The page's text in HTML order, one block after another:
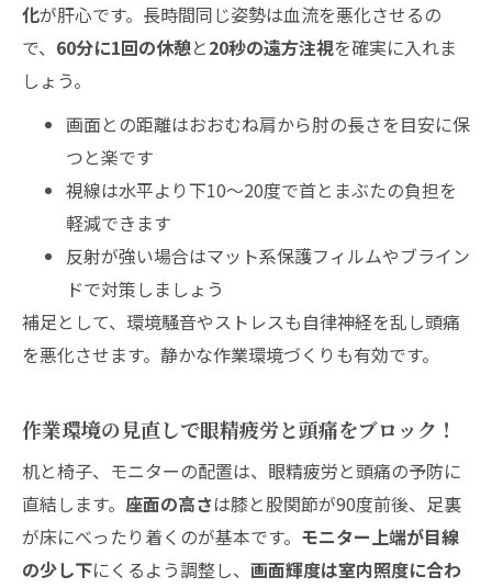
化が肝心です。長時間同じ姿勢は血流を悪化させるの
で、 60分に1回の休憩と20秒の遠方注視を確実に入れま
しょう。
画面との距離はおおむね肩から肘の長さを目安に保
つと楽です
視線は水平より下10〜20度で首とまぶたの負担を
軽減できます
反射が強い場合はマット系保護フィルムやブライン
ドで対策しましょう
補足として、環境騒音やストレスも自律神経を乱し頭痛
を悪化させます。静かな作業環境づくりも有効です。
作業環境の見直しで眼精疲労と頭痛をブロック！
机と椅子、モニターの配置は、眼精疲労と頭痛の予防に
直結します。 座面の高さは膝と股関節が90度前後、足裏
が床にべったり着くのが基本です。 モニター上端が目線
の少し下にくるよう調整し、 画面輝度は室内照度に合わ